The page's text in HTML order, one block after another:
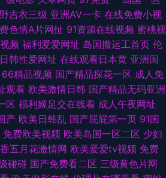
吉衣三级 亚洲AV一卡 在线免费小视
色情A片网扯 91资源在线视频 蜜桃视
频 福利爱爱网址 岛国搬运工首页 伦
日韩性爱网址 在线观看日本黄 亚洲国
66精品视频 国产精品探花一区 成人免
观看 欧美激情日韩 国产精品无码亚洲
区 福利姬足交在线看 成人午夜网址
产 欧美日韩乱 国产屁屁第一页 91国
免费欧美视频 欧美岛国一区二区 少妇
五月花激情网 欧美爱爱tv视频 免费
碰碰 国产免费看二区 三级黄色片网